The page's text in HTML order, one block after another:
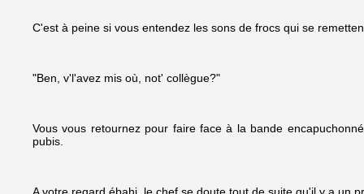
C'est à peine si vous entendez les sons de frocs qui se
"Ben, v'l'avez mis où, not' collègue?"
Vous vous retournez pour faire face à la bande
pubis.